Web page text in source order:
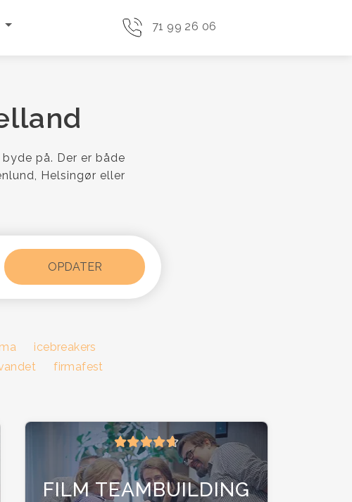
71 99 26 06
på. Der er både
Helsingør eller
icebreakers
firmafest
FILM TEAMBUILDING